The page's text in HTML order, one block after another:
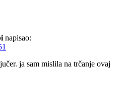
napisao:
ja sam mislila na trčanje ovaj